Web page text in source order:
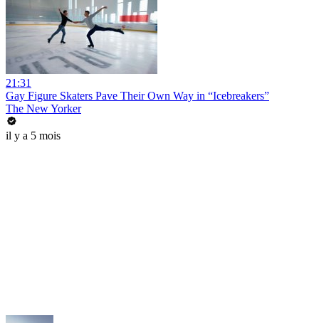
21:31
Gay Figure Skaters Pave Their Own Way in “Icebreakers”
The New Yorker
il y a 5 mois